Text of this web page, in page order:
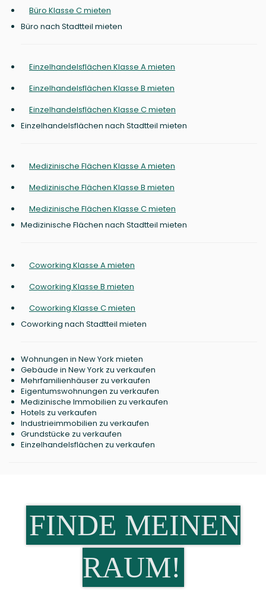
Büro Klasse C mieten
Büro nach Stadtteil mieten
Einzelhandelsflächen Klasse A mieten
Einzelhandelsflächen Klasse B mieten
Einzelhandelsflächen Klasse C mieten
Einzelhandelsflächen nach Stadtteil mieten
Medizinische Flächen Klasse A mieten
Medizinische Flächen Klasse B mieten
Medizinische Flächen Klasse C mieten
Medizinische Flächen nach Stadtteil mieten
Coworking Klasse A mieten
Coworking Klasse B mieten
Coworking Klasse C mieten
Coworking nach Stadtteil mieten
Wohnungen in New York mieten
Gebäude in New York zu verkaufen
Mehrfamilienhäuser zu verkaufen
Eigentumswohnungen zu verkaufen
Medizinische Immobilien zu verkaufen
Hotels zu verkaufen
Industrieimmobilien zu verkaufen
Grundstücke zu verkaufen
Einzelhandelsflächen zu verkaufen
FINDE MEINEN
RAUM!